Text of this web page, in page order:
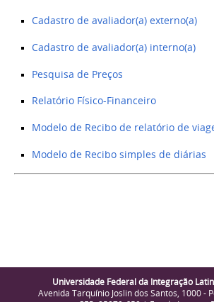
Cadastro de avaliador(a) externo(a)
Cadastro de avaliador(a) interno(a)
Pesquisa de Preços
Relatório Físico-Financeiro
Modelo de Recibo de relatório de
Modelo de Recibo simples de diárias
Universidade Federal da Integração
Avenida Tarquínio Joslin dos Santos, 1000 -